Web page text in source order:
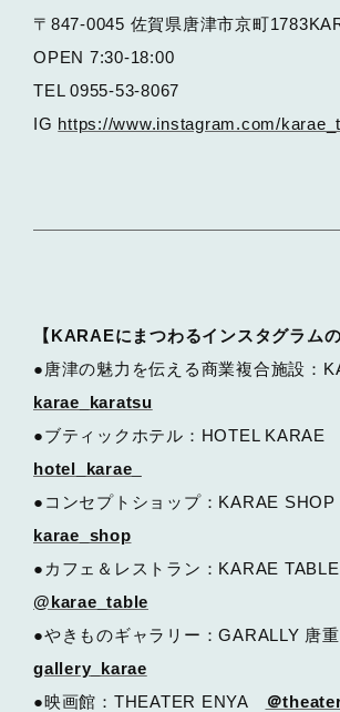
〒847-0045 佐賀県唐津市京町
OPEN 7:30-18:00
TEL 0955-53-8067
IG https://www.instagram.com/
【KARAEにまつわるインスタグラムの
●唐津の魅力を伝える商業複合施設：
karae_karatsu
●ブティックホテル：HOTEL KARAE
hotel_karae_
●コンセプトショップ：KARAE
karae_shop
●カフェ＆レストラン：KARAE
@karae_table
●やきものギャラリー：GARALLY 唐
gallery_karae
●映画館：THEATER ENYA
＠